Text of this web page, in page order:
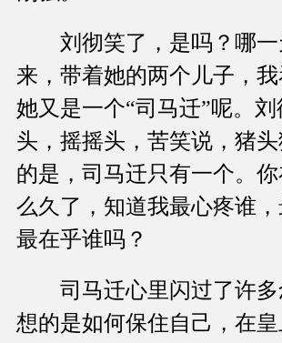
刘彻笑了，是吗？哪一
来，带着她的两个儿子，
她又是一个“司马迁”呢。
头，摇摇头，苦笑说，猪
的是，司马迁只有一个。
么久了，知道我最心疼谁，
最在乎谁吗？
司马迁心里闪过了许多
想的是如何保住自己，在皇